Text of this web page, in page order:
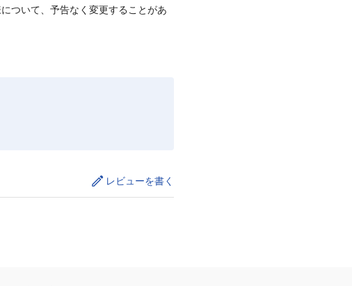
ついて、予告なく変更することがあ
レビューを書く